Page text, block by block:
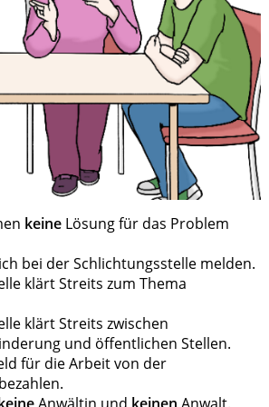
keineLösung für das Problem
bei der Schlichtungsstelle melden.
klärt Streits zum Thema
klärt Streits zwischen
und öffentlichen Stellen.
für die Arbeit von der